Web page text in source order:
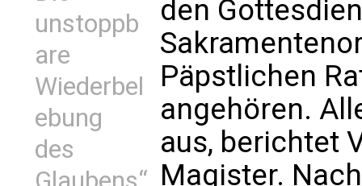
unstoppb
are
Wiederbel
ebung
des
den
Päpstlichen
angehören.
aus, berichtet
Magister.